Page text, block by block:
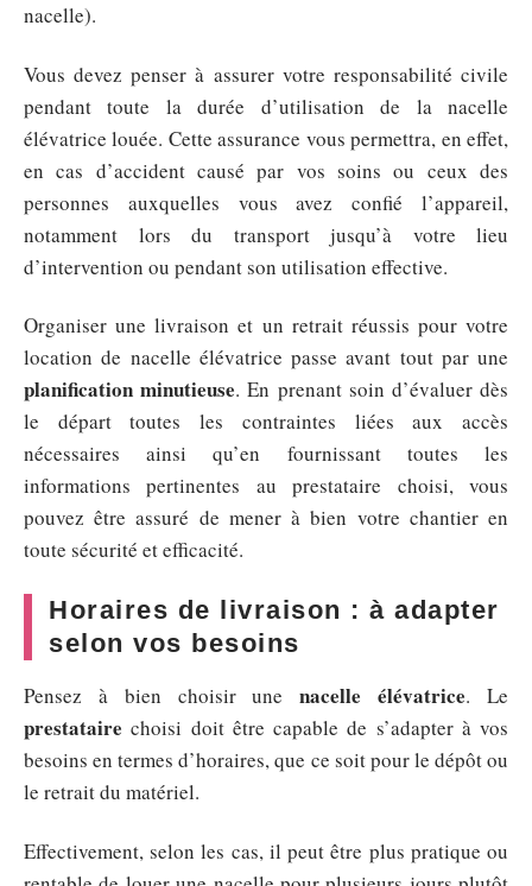
nacelle).
Vous devez penser à assurer votre responsabilité civile
pendant toute la durée d’utilisation de la nacelle
élévatrice louée. Cette assurance vous permettra, en effet,
en cas d’accident causé par vos soins ou ceux des
personnes auxquelles vous avez confié l’appareil,
notamment lors du transport jusqu’à votre lieu
d’intervention ou pendant son utilisation effective.
Organiser une livraison et un retrait réussis pour votre
location de nacelle élévatrice passe avant tout par une
planification minutieuse. En prenant soin d’évaluer dès
le départ toutes les contraintes liées aux accès
nécessaires ainsi qu’en fournissant toutes les
informations pertinentes au prestataire choisi, vous
pouvez être assuré de mener à bien votre chantier en
toute sécurité et efficacité.
Horaires de livraison : à adapter
selon vos besoins
Pensez à bien choisir unenacelle élévatrice. Le
prestataire choisi doit être capable de s’adapter à vos
besoins en termes d’horaires, que ce soit pour le dépôt ou
le retrait du matériel.
Effectivement, selon les cas, il peut être plus pratique ou